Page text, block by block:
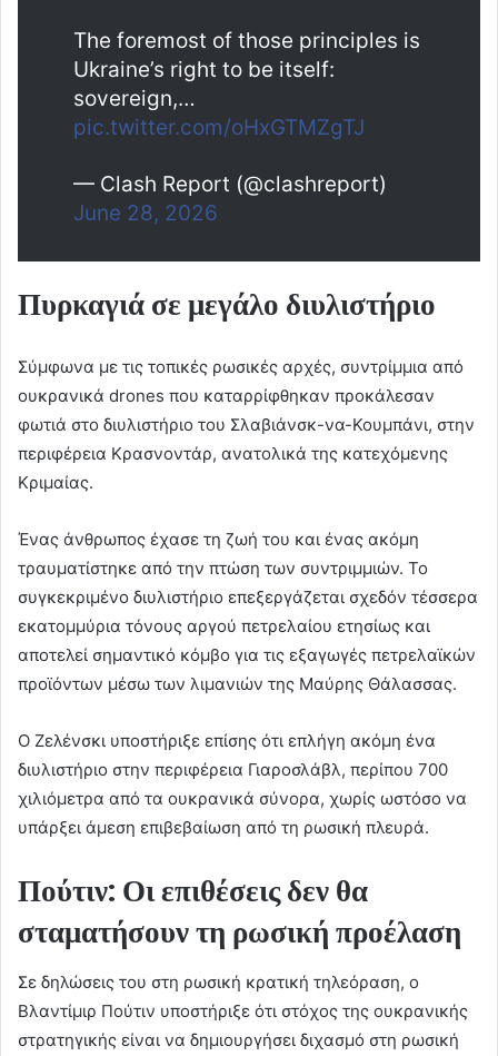
The foremost of those principles is
Ukraine’s right to be itself:
sovereign,…
pic.twitter.com/oHxGTMZgTJ
— Clash Report (@clashreport)
June 28, 2026
Πυρκαγιά σε μεγάλο διυλιστήριο
Σύμφωνα με τις τοπικές ρωσικές αρχές, συντρίμμια από
ουκρανικά drones που καταρρίφθηκαν προκάλεσαν
φωτιά στο διυλιστήριο του Σλαβιάνσκ-να-Κουμπάνι, στην
περιφέρεια Κρασνοντάρ, ανατολικά της κατεχόμενης
Κριμαίας.
Ένας άνθρωπος έχασε τη ζωή του και ένας ακόμη
τραυματίστηκε από την πτώση των συντριμμιών. Το
συγκεκριμένο διυλιστήριο επεξεργάζεται σχεδόν τέσσερα
εκατομμύρια τόνους αργού πετρελαίου ετησίως και
αποτελεί σημαντικό κόμβο για τις εξαγωγές πετρελαϊκών
προϊόντων μέσω των λιμανιών της Μαύρης Θάλασσας.
Ο Ζελένσκι υποστήριξε επίσης ότι επλήγη ακόμη ένα
διυλιστήριο στην περιφέρεια Γιαροσλάβλ, περίπου 700
χιλιόμετρα από τα ουκρανικά σύνορα, χωρίς ωστόσο να
υπάρξει άμεση επιβεβαίωση από τη ρωσική πλευρά.
Πούτιν: Οι επιθέσεις δεν θα
σταματήσουν τη ρωσική προέλαση
Σε δηλώσεις του στη ρωσική κρατική τηλεόραση, ο
Βλαντίμιρ Πούτιν υποστήριξε ότι στόχος της ουκρανικής
στρατηγικής είναι να δημιουργήσει διχασμό στη ρωσική